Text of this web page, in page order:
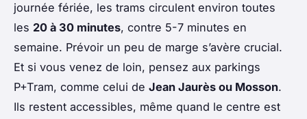
journée fériée, les trams circulent environ toutes
les 20 à 30 minutes, contre 5-7 minutes en
semaine. Prévoir un peu de marge s’avère crucial.
Et si vous venez de loin, pensez aux parkings
P+Tram, comme celui de Jean Jaurès ou Mosson.
Ils restent accessibles, même quand le centre est